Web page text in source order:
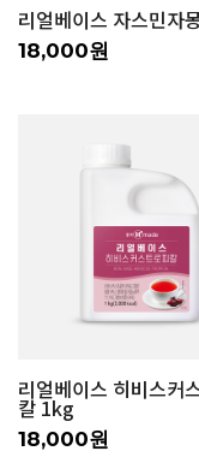
리얼베이스 자스민자
18,000원
리얼베이스 히비스커
칼 1kg
18,000원